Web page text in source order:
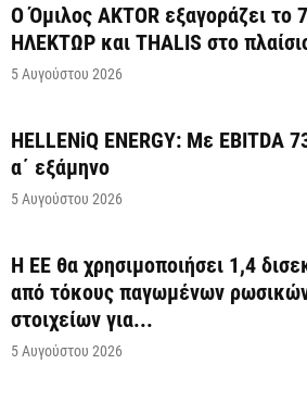
Ο Όμιλος AKTOR εξαγοράζει το
ΗΛΕΚΤΩΡ και THALIS στο
5 Αυγούστου 2026
HELLENiQ ENERGY: Με EBITDA
α΄ εξάμηνο
5 Αυγούστου 2026
Η ΕΕ θα χρησιμοποιήσει 1,4
από τόκους παγωμένων
στοιχείων για...
5 Αυγούστου 2026